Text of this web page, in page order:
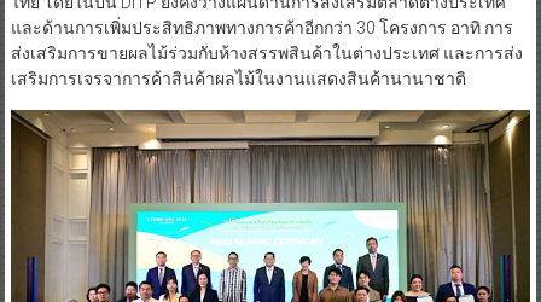
และด้านการเพิ่มประสิทธิภาพทางการค้าอีกกว่า 30 โครงการ อาทิ การ
ส่งเสริมการขายผลไม้ร่วมกับห้างสรรพสินค้าในต่างประเทศ และการส่ง
เสริมการเจรจาการค้าสินค้าผลไม้ในงานแสดงสินค้านานาชาติ